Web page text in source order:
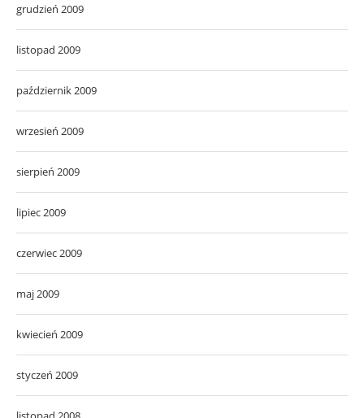
grudzień 2009
listopad 2009
październik 2009
wrzesień 2009
sierpień 2009
lipiec 2009
czerwiec 2009
maj 2009
kwiecień 2009
styczeń 2009